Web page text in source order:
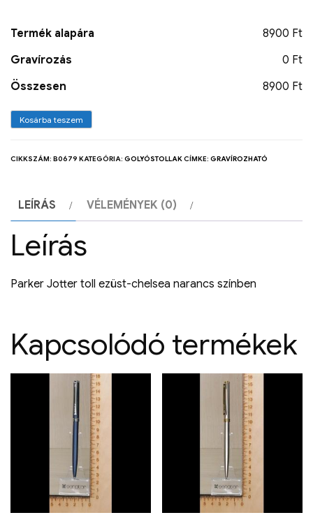
Termék alapára
8900 Ft
Gravírozás
0 Ft
Összesen
8900 Ft
Kosárba teszem
CIKKSZÁM: B0679 KATEGÓRIA: GOLYÓSTOLLAKCÍMKE: GRAVÍROZHATÓ
LEÍRÁS VÉLEMÉNYEK (0)
Leírás
Parker Jotter toll ezüst-chelsea narancs színben
Kapcsolódó termékek